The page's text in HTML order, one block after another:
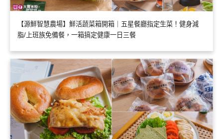
【源鮮智慧農場】鮮活蔬菜箱開箱｜五星餐廳指定生菜！健身減
脂/上班族免備餐，一箱搞定健康一日三餐